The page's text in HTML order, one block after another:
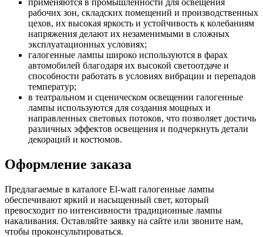
рабочих зон, складских помещений и производственных
цехов, их высокая яркость и устойчивость к колебаниям
напряжения делают их незаменимыми в сложных
эксплуатационных условиях;
галогенные лампы широко используются в фарах
автомобилей благодаря их высокой светоотдаче и
способности работать в условиях вибрации и перепадов
температур;
в театральном и сценическом освещении галогенные
лампы используются для создания мощных и
направленных световых потоков, что позволяет достичь
различных эффектов освещения и подчеркнуть детали
декораций и костюмов.
Оформление заказа
Предлагаемые в каталоге El-watt галогенные лампы
обеспечивают яркий и насыщенный свет, который
превосходит по интенсивности традиционные лампы
накаливания. Оставляйте заявку на сайте или звоните нам,
чтобы проконсультироваться.